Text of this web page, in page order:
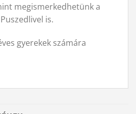
megismerkedhetünk a
is.
gyerekek számára